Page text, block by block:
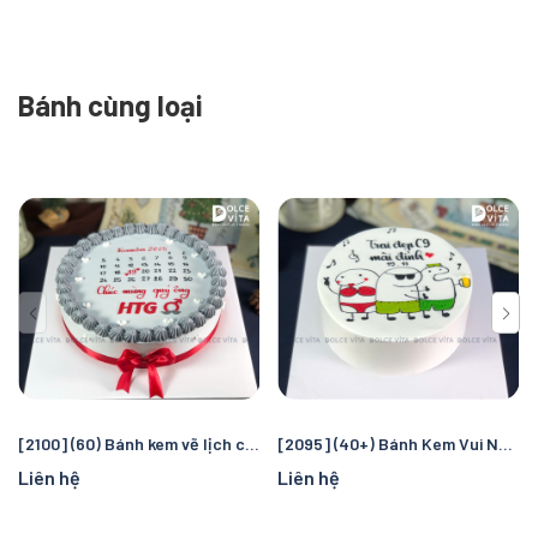
Bánh cùng loại
[2100] (60) Bánh kem vẽ lịch chúc mừng ngày Quốc tế Nam Giới
Liên hệ
[2095] (40+) Bánh Kem Vui Nhộn - Cạn Ly Tiệc Tập Thể
Liên hệ